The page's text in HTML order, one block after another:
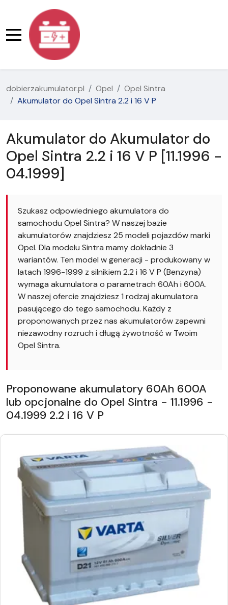
dobierzakumulator.pl Opel
Opel Sintra
Akumulator do Opel Sintra 2.2 i 16 V P
Akumulator do Akumulator do
Opel Sintra 2.2 i 16 V P [11.1996 -
04.1999]
Szukasz odpowiedniego akumulatora do
samochodu Opel Sintra? W naszej bazie
akumulatorów znajdziesz 25 modeli pojazdów marki
Opel. Dla modelu Sintra mamy dokładnie 3
wariantów. Ten model w generacji - produkowany w
latach 1996-1999 z silnikiem 2.2 i 16 V P (Benzyna)
wymaga akumulatora o parametrach 60Ah i 600A.
W naszej ofercie znajdziesz 1 rodzaj akumulatora
pasującego do tego samochodu. Każdy z
proponowanych przez nas akumulatorów zapewni
niezawodny rozruch i długą żywotność w Twoim
Opel Sintra.
Proponowane akumulatory 60Ah 600A
lub opcjonalne do Opel Sintra - 11.1996 -
04.1999 2.2 i 16 V P